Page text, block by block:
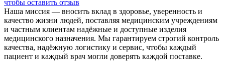
чтобы оставить отзыв
Наша миссия — вносить вклад в здоровье, уверенность и
качество жизни людей, поставляя медицинским учреждениям
и частным клиентам надёжные и доступные изделия
медицинского назначения. Мы гарантируем строгий контроль
качества, надёжную логистику и сервис, чтобы каждый
пациент и каждый врач могли доверять каждой поставке.